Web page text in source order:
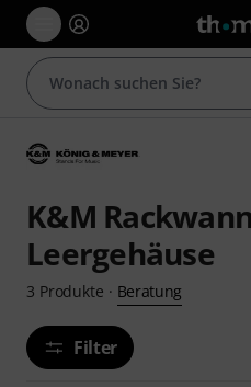
K&M
Leergehäuse
3 Produkte · Beratung
Filter